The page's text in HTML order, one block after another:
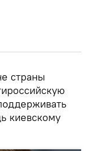
страны
киевскому